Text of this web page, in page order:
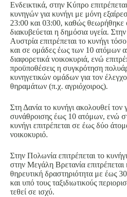
Ενδεικτικά, στην Κύπρο
κυνηγών για κυνήγι με μόνη
23:00 και 03:00, καθώς θεωρήθηκε
διακυβεύεται η δημόσια υγεία.
Αυστρία επιτρέπεται το κυνήγι
και σε ομάδες έως των 10 ατόμων
διαφορετικά νοικοκυριά, ενώ
προϋποθέσεις η συγκρότηση
κυνηγετικών ομάδων για τον
θηραμάτων (π.χ. αγριόχοιρος).
Στη Δανία το κυνήγι ακολουθεί τον
συνάθροισης έως 10 ατόμων, ενώ
κυνήγι επιτρέπεται σε έως δύο
νοικοκυριό.
Στην Πολωνία επιτρέπεται το
στην Μεγάλη Βρετανία
θηρευτική δραστηριότητα με έως
και υπό τους ταξιδιωτικούς
τεθεί σε ισχύ.